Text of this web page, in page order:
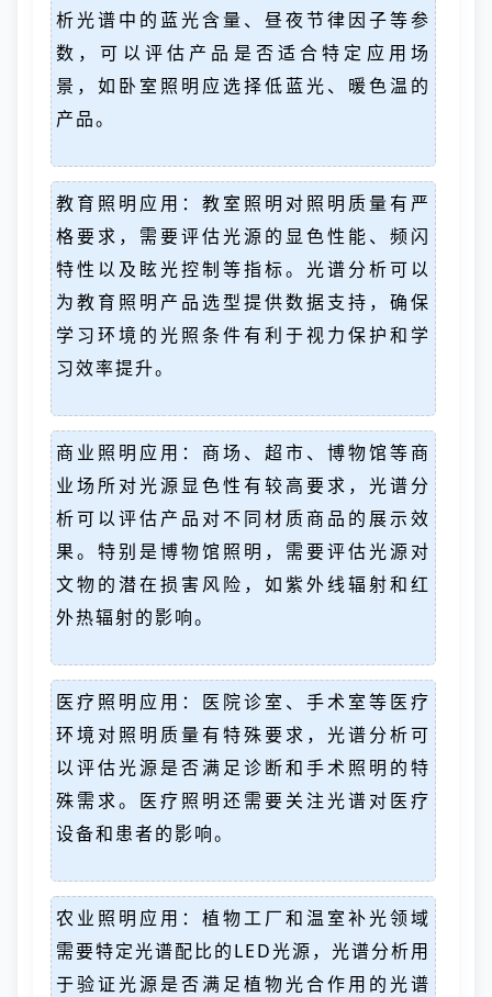
析光谱中的蓝光含量、昼夜节律因子等参
数，可以评估产品是否适合特定应用场
景，如卧室照明应选择低蓝光、暖色温的
产品。
教育照明应用：教室照明对照明质量有严
格要求，需要评估光源的显色性能、频闪
特性以及眩光控制等指标。光谱分析可以
为教育照明产品选型提供数据支持，确保
学习环境的光照条件有利于视力保护和学
习效率提升。
商业照明应用：商场、超市、博物馆等商
业场所对光源显色性有较高要求，光谱分
析可以评估产品对不同材质商品的展示效
果。特别是博物馆照明，需要评估光源对
文物的潜在损害风险，如紫外线辐射和红
外热辐射的影响。
医疗照明应用：医院诊室、手术室等医疗
环境对照明质量有特殊要求，光谱分析可
以评估光源是否满足诊断和手术照明的特
殊需求。医疗照明还需要关注光谱对医疗
设备和患者的影响。
农业照明应用：植物工厂和温室补光领域
需要特定光谱配比的LED光源，光谱分析用
于验证光源是否满足植物光合作用的光谱